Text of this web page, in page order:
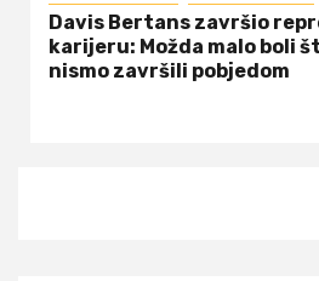
Davis Bertans završio
karijeru: Možda malo boli
nismo završili pobjedom